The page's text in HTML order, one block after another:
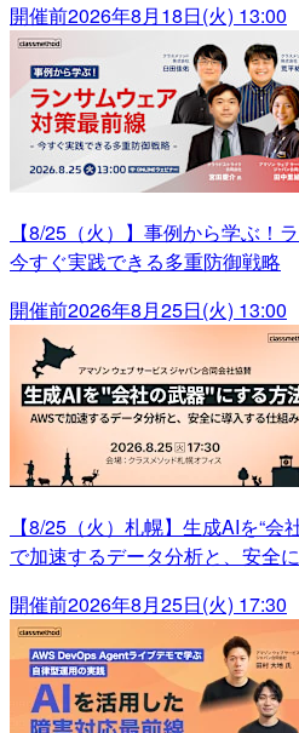
開催前2026年8月18日(火) 13:00
【8/25（火）】事例から学ぶ！
今すぐ実践できる多重防御戦略
開催前2026年8月25日(火) 13:00
【8/25（火）札幌】生成AIを“
で加速するデータ分析と、安全
開催前2026年8月25日(火) 17:30